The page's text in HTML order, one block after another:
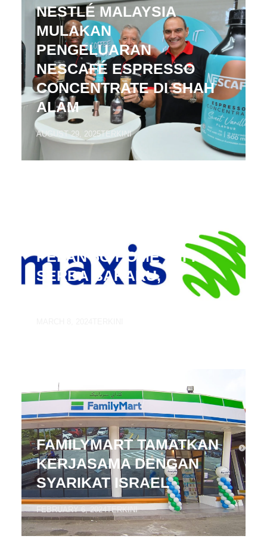
NESTLÉ MALAYSIA
MULAKAN
PENGELUARAN
NESCAFÉ ESPRESSO
CONCENTRATE DI SHAH
ALAM
AUGUST 29, 2025TERKINI
PELAN 5G HOME WIFI
SERBA BAHARU,
FAMILYMART TAMATKAN
KERJASAMA DENGAN
SYARIKAT ISRAEL
FEBRUARY 6, 2024TERKINI